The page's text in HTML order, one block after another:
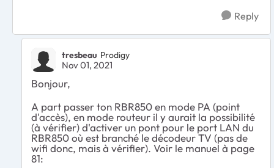
Reply
tresbeau Prodigy
Nov 01, 2021
Bonjour,
A part passer ton RBR850 en mode PA (point
d'accès), en mode routeur il y aurait la possibilité
(à vérifier) d'activer un pont pour le port LAN du
RBR850 où est branché le décodeur TV (pas de
wifi donc, mais à vérifier). Voir le manuel à page
81: